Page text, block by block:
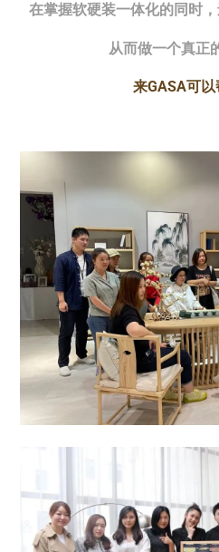
在掌握软硬装一体化的同时
从而做一个真正
来GASA可以